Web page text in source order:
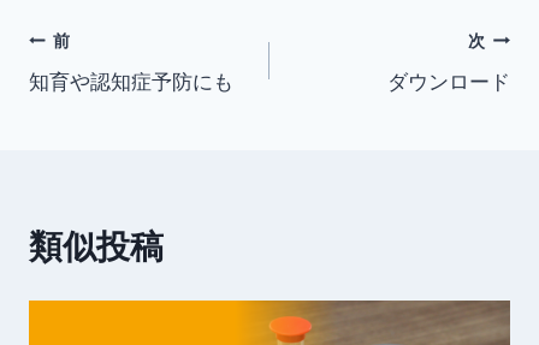
投
稿
ゲ
ー
前
知育や認知症予防にも
次
ダウンロード
類似投稿